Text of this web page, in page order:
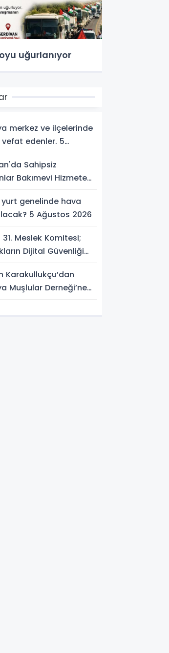
uğurlanıyor
merkez ve ilçelerinde
edenler. 5
Sahipsiz
Bakımevi Hizmete
yurt genelinde hava
5 Ağustos 2026
31. Meslek Komitesi;
Dijital Güvenliği
Karakullukçu’dan
Muşlular Derneği’ne